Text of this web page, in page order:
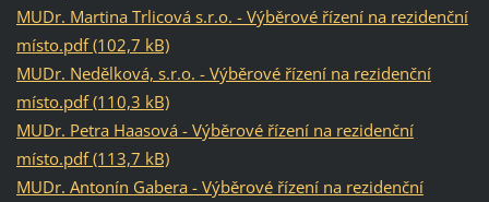
MUDr. Martina Trlicová s.r.o. - Výběrové řízení na rezidenční
místo.pdf (102,7 kB)
MUDr. Nedělková, s.r.o. - Výběrové řízení na rezidenční
místo.pdf (110,3 kB)
MUDr. Petra Haasová - Výběrové řízení na rezidenční
místo.pdf (113,7 kB)
MUDr. Antonín Gabera - Výběrové řízení na rezidenční